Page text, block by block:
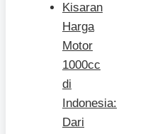
Kisaran
Harga
Motor
1000cc
di
Indonesia:
Dari